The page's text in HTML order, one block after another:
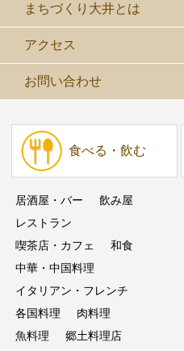
まちづくり大井とは
アクセス
お問い合わせ
食べる・飲む
居酒屋・バー
飲み屋
レストラン
喫茶店・カフェ
和食
中華・中国料理
イタリアン・フレンチ
各国料理
肉料理
魚料理
郷土料理店